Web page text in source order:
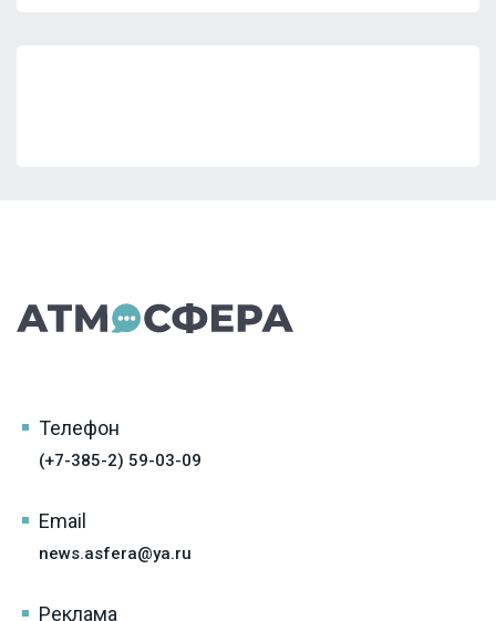
Телефон
(+7-385-2) 59-03-09
Email
news.asfera@ya.ru
Реклама